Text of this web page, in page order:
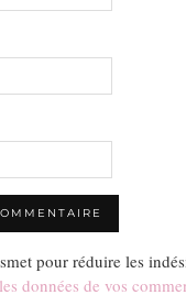
pour réduire les
données de vos